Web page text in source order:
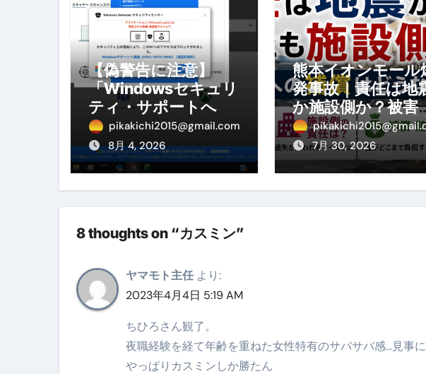
セラピストのための！美容、健康、ダイエットにと
弁護士解説【詐欺被害】警察に行っても返金されませ
5キロ痩せる簡単な方法
ムームードメイン 2月のおすすめドメイン特集- ビ
FRONTIER スーパーセール2026 完全攻略ガイド 今
なくす不安と消える恐怖をゼロにする時代へ
【海外ツアー完全ガイド】アジア最安1万円台＆ハワ
新春スペシャルセール完全ガイド：国内航空券＋ホ
【ムームードメイン】 【.site】今注目のドメインをご
梅干しを毎日食べたらどうなるの？①【30秒でわ
ブルーベリーを毎日食べたらどうなるの？②【30
【偽警告に注意】
「Windowsセキュリ
ティ・サポートへ連
絡」は詐欺！今すぐ
閉じる対処法
pikakichi2015@gmail.com
8月 4, 2026
熊本イオンモール
発事故｜責任は地
か施設側か？被害
への補償や損害賠
をわかりやすく解
7月 30, 2026
8 thoughts on “カスミン”
ヤマモト主任 より:
2023年4月4日 5:19 AM
ちひろさん観了。
夜職経験を経て年齢を重ねた女性特有のサバサバ感…見事
やっぱりカスミンしか勝たん